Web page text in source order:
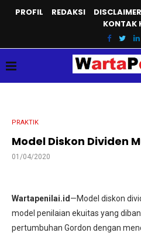
PROFIL REDAKSI DISCLAIMER
KONTAK
PRAKTIK
Model Diskon Dividen
01/04/2020
Wartapenilai.id —Model diskon
model penilaian ekuitas yang
pertumbuhan Gordon dengan